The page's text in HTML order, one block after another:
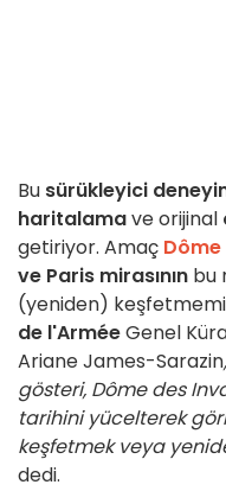
Bu sürükleyici
haritalamave orijinal
getiriyor. Amaç
ve Paris mirasının bu
(yeniden)
de l'ArméeGenel
Ariane James-Sarazin
gösteri, Dôme des
tarihini yücelterek
keşfetmek veya
dedi.